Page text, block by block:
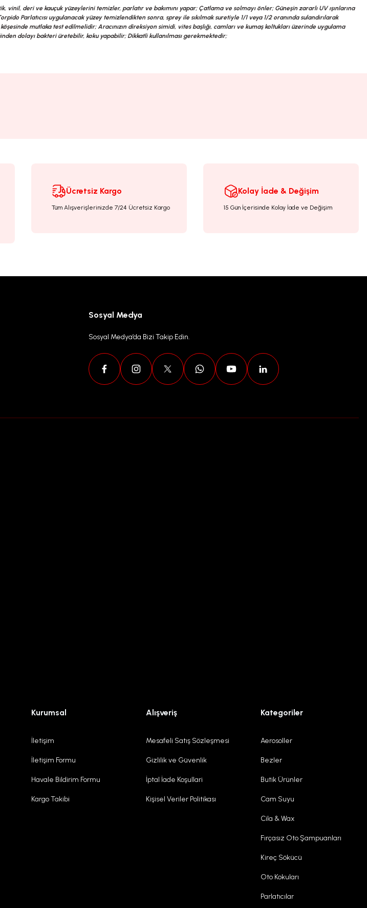
vinil, deri ve kauçuk yüzeylerini temizler, parlatır ve bakımını yapar; Çatlama ve solmayı önler; Güneşin zararlı UV ışınlarına
Parlatıcısı uygulanacak yüzey temizlendikten sonra, sprey ile sıkılmak suretiyle 1/1 veya 1/2 oranında sulandırılarak
mutlaka test edilmelidir; Aracınızın direksiyon simidi, vites başlığı, camları ve kumaş koltukları üzerinde uygulama
dolayı bakteri üretebilir, koku yapabilir; Dikkatli kullanılması gerekmektedir;
Ücretsiz Kargo
Tüm Alışverişlerinizde 7/24 Ücretsiz Kargo
Kolay İade & Değişim
15 Gün İçerisinde Kolay İade ve Değişim
Sosyal Medya
Sosyal Medya’da Bizi Takip Edin.
Kurumsal
İletişim
İletişim Formu
Havale Bildirim Formu
Kargo Takibi
Alışveriş
Mesafeli Satış Sözleşmesi
Gizlilik ve Güvenlik
İptal İade Koşullari
Kişisel Veriler Politikası
Kategoriler
Aerosoller
Bezler
Butik Ürünler
Cam Suyu
Cila & Wax
Fırçasız Oto Şampuanları
Kireç Sökücü
Oto Kokuları
Parlatıcılar